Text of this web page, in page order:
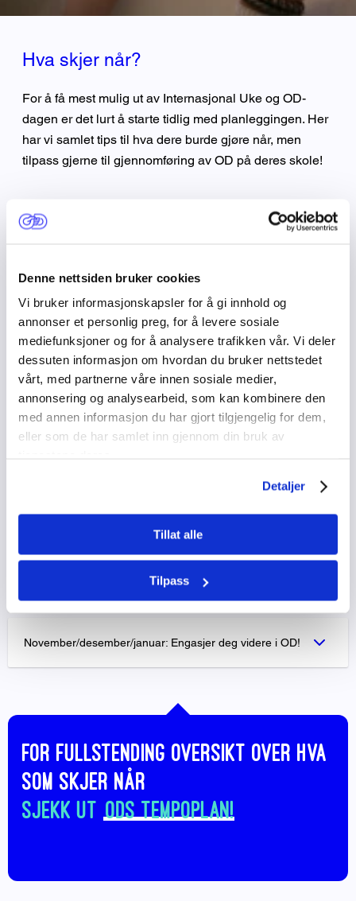
Denne nettsiden bruker cookies
Vi bruker informasjonskapsler for å gi innhold og
annonser et personlig preg, for å levere sosiale
mediefunksjoner og for å analysere trafikken vår. Vi deler
dessuten informasjon om hvordan du bruker nettstedet
vårt, med partnerne våre innen sosiale medier,
annonsering og analysearbeid, som kan kombinere den
med annen informasjon du har gjort tilgjengelig for dem,
eller som de har samlet inn gjennom din bruk av
Detaljer
Tillat alle
Tilpass
Hva skjer når?
For å få mest mulig ut av Internasjonal Uke og OD-
dagen er det lurt å starte tidlig med planleggingen. Her
har vi samlet tips til hva dere burde gjøre når, men
tilpass gjerne til gjennomføring av OD på deres skole!
Mars/april: Informer elever og lærere om årets OD
August/september: Oppstart av OD-høsten
September: Planlegg Internasjonal Uke (IU)
Oktober/november: Arranger IU og OD-dagen
November: Fraværsføring og evaluering
November/desember/januar: Engasjer deg videre i OD!
For fullstending oversikt over hva
som skjer når
sjekk ut ODs tempoplan!